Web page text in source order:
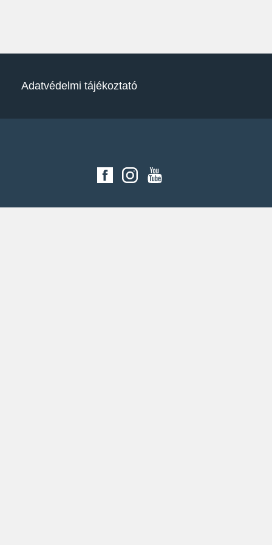
Adatvédelmi tájékoztató